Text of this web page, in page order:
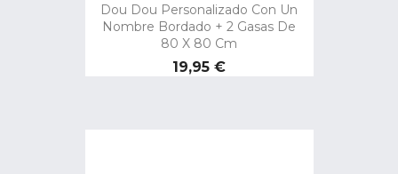
Dou Dou Personalizado Con Un
Nombre Bordado + 2 Gasas De
80 X 80 Cm
Precio
19,95 €